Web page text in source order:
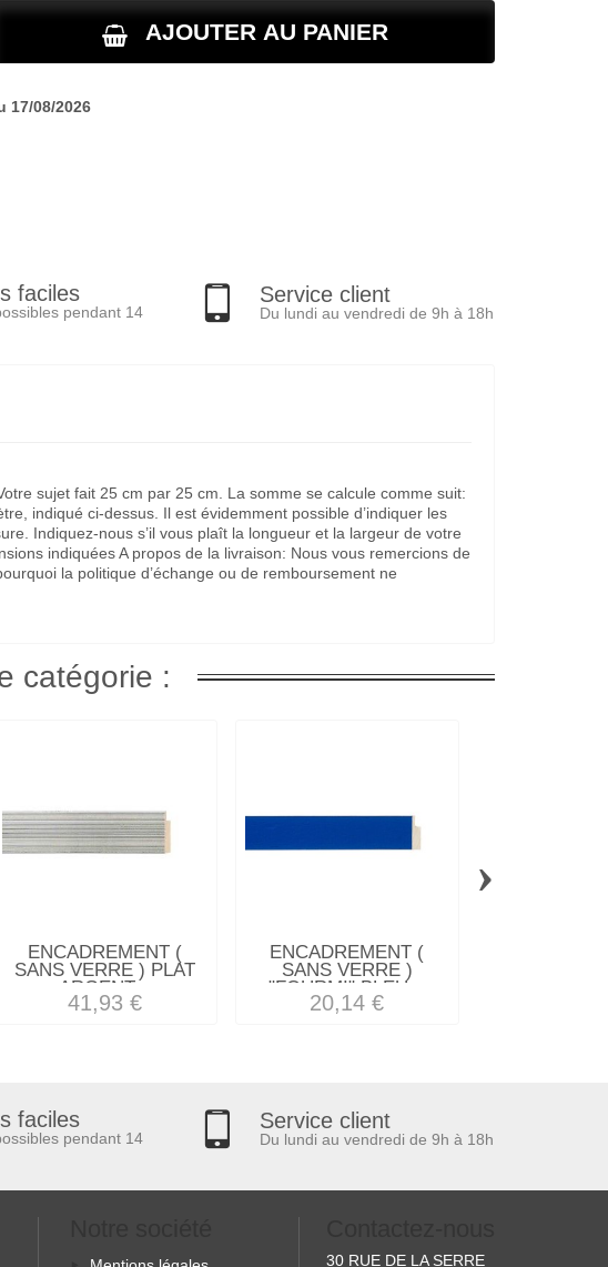
AJOUTER AU PANIER
17/08/2026
faciles
pendant 14
Service client
Du lundi au vendredi de 9h à 18h
sujet fait 25 cm par 25 cm. La somme se calcule comme suit:
indiqué ci-dessus. Il est évidemment possible d’indiquer les
Indiquez-nous s’il vous plaît la longueur et la largeur de votre
indiquées A propos de la livraison: Nous vous remercions de
la politique d’échange ou de remboursement ne
catégorie :
ENCADREMENT (
SANS VERRE ) PLAT
ARGENT...
41,93 €
ENCADREMENT (
SANS VERRE )
"FOURMI" BLEU...
20,14 €
›
faciles
pendant 14
Service client
Du lundi au vendredi de 9h à 18h
30 RUE DE LA SERRE